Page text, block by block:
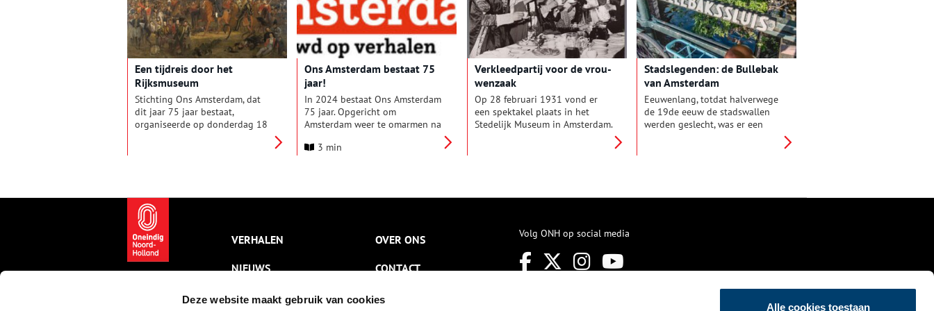
Deze website maakt gebruik van cookies
Alle cookies toestaan
schat aan fraaie illustraties is
verlevendigd.
van 1971 is wereldnieuws. Op
het hoogtepunt slapen 1500
tot 2000 jongeren in het park.
Amsterdammers gaan op
zondag ‘hippies kijken’.
Een tijdreis door het
Rijksmuseum
Stichting Ons Amsterdam, dat
dit jaar 75 jaar bestaat,
organiseerde op donderdag 18
negentiende eeuw en twintigste
eeuw: een periode van
ongekende veranderingen en
creatieve revoluties.
Ons Amsterdam bestaat 75
jaar!
In 2024 bestaat Ons Amsterdam
75 jaar. Opgericht om
Amsterdam weer te omarmen na
bezetting, schrijft het nog
3 min
Ver­kleed­par­tij voor de vrou­
wen­zaak
Op 28 februari 1931 vond er
een spektakel plaats in het
Stedelijk Museum in Amsterdam.
een campagne om in tijden van
vrouwenbeweging.
Stadslegenden: de Bullebak
van Amsterdam
Eeuwenlang, totdat halverwege
de 19de eeuw de stadswallen
werden geslecht, was er een
VERHALEN
NIEUWS
KALENDER
OVER ONS
CONTACT
NIEUWSBRIEF
Volg ONH op social media